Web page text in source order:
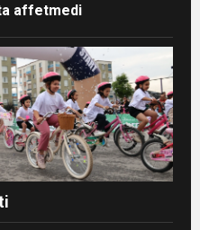
affetmedi